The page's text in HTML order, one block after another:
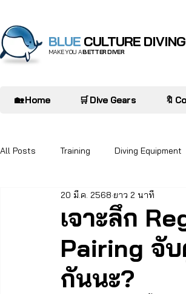
BLUE CULTURE DIVING
MAKE YOU ABETTER DIVER
🏡 Home 🛒 Dive Gears 🔖
All Posts Training Diving Equipment
Diver to Diver Oceanarium
เจาะลึก
Pairing จั
กันนะ?
20 มี.ค. 2568 ยาว 2 นาที